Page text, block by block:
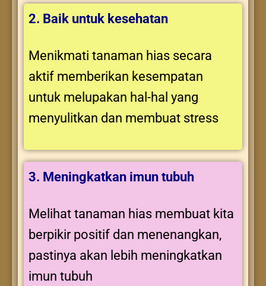
2. Baik untuk kesehatan
Menikmati tanaman hias secara
aktif memberikan kesempatan
untuk melupakan hal-hal yang
menyulitkan dan membuat stress
3. Meningkatkan imun tubuh
Melihat tanaman hias membuat kita
berpikir positif dan menenangkan,
pastinya akan lebih meningkatkan
imun tubuh